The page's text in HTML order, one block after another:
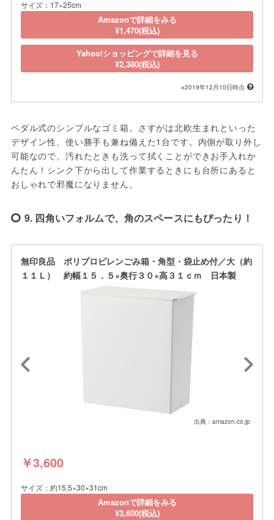
サイズ：17×25cm
Amazonで詳細をみる
¥1,470(税込)
Yahoo!ショッピングで詳細を見る
¥2,380(税込)
※2019年12月10日時点
ペダル式のシンプルなゴミ箱。さすがは北欧生まれといった
デザイン性、使い勝手も兼ね備えた1台です。内側が取り外し
可能なので、汚れたときも洗って拭くことができお手入れか
んたん！シンク下から出して作業するときにも台所にあると
おしゃれで邪魔になりません。
9. 四角いフォルムで、角のスペースにもぴったり！
無印良品 ポリプロピレンごみ箱・角型・袋止め付／大（約
１１Ｌ） 約幅１５．５×奥行３０×高３１ｃｍ 日本製
出典：amazon.co.jp
￥3,600
サイズ：約15.5×30×31cm
Amazonで詳細をみる
¥3,600(税込)